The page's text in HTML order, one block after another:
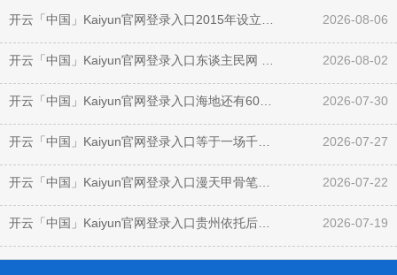
开云「中国」Kaiyun官网登录入口2015年设立塔中镇-开云「中国」Kaiyun官网登录入口 2026-08-06
开云「中国」Kaiyun官网登录入口东谈主民网 娜地拉摄 展示馆设有多个板块-开云「中国」Kaiyun官网登录入口 2026-08-02
开云「中国」Kaiyun官网登录入口海地还有60%的丛林-开云「中国」Kaiyun官网登录入口 2026-07-30
开云「中国」Kaiyun官网登录入口等于一场千里浸式“红色课堂”-开云「中国」Kaiyun官网登录入口 2026-07-27
开云「中国」Kaiyun官网登录入口漫天甲骨笔墨引来掌声束缚-开云「中国」Kaiyun官网登录入口 2026-07-22
开云「中国」Kaiyun官网登录入口贵州依托后天不良的平地立体状态与优良生态-开云「中国」Kaiyun官网登录入口 2026-07-19